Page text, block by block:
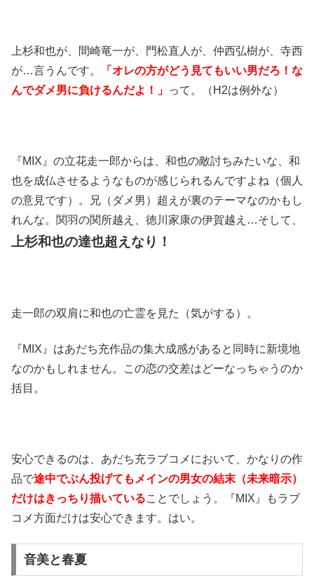
上杉和也が、間崎竜一が、門松直人が、仲西弘樹が、寺西
が…言うんです。
「オレの方がどう見てもいい男だろ！な
んでダメ男に負けるんだよ！」 って。（H2は例外な）
『MIX』の立花走一郎からは、和也の敵討ちみたいな、和
也を成仏させるようなものが感じられるんですよね（個人
の意見です）。兄（ダメ男）超えが裏のテーマなのかもし
れんな。関羽の関所越え、徳川家康の伊賀越え…そして、
上杉和也の達也超えなり！
走一郎の双肩に和也の亡霊を見た（気がする）。
『MIX』はあだち充作品の集大成感があると同時に新境地
なのかもしれません。この恋の交差はどーなっちゃうのか
括目。
安心できるのは、あだち充ラブコメにおいて、かなりの作
品で途中でぶん投げてもメインの男女の結末（未来暗示）
だけはきっちり描いていることでしょう。『MIX』もラブ
コメ方面だけは安心できます。はい。
音美と春夏